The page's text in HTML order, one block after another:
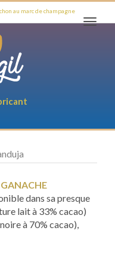
au marc de champagne
dans sa presque
lait à 33% cacao)
à 70% cacao),